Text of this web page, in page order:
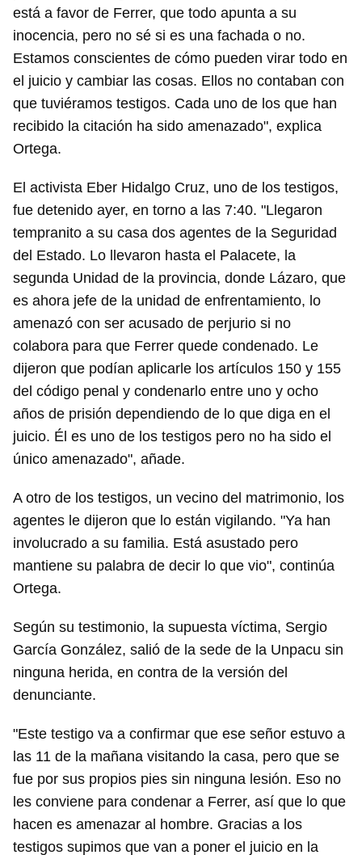
está a favor de Ferrer, que todo apunta a su
inocencia, pero no sé si es una fachada o no.
Estamos conscientes de cómo pueden virar todo en
el juicio y cambiar las cosas. Ellos no contaban con
que tuviéramos testigos. Cada uno de los que han
recibido la citación ha sido amenazado", explica
Ortega.
El activista Eber Hidalgo Cruz, uno de los testigos,
fue detenido ayer, en torno a las 7:40. "Llegaron
tempranito a su casa dos agentes de la Seguridad
del Estado. Lo llevaron hasta el Palacete, la
segunda Unidad de la provincia, donde Lázaro, que
es ahora jefe de la unidad de enfrentamiento, lo
amenazó con ser acusado de perjurio si no
colabora para que Ferrer quede condenado. Le
dijeron que podían aplicarle los artículos 150 y 155
del código penal y condenarlo entre uno y ocho
años de prisión dependiendo de lo que diga en el
juicio. Él es uno de los testigos pero no ha sido el
único amenazado", añade.
A otro de los testigos, un vecino del matrimonio, los
agentes le dijeron que lo están vigilando. "Ya han
involucrado a su familia. Está asustado pero
mantiene su palabra de decir lo que vio", continúa
Ortega.
Según su testimonio, la supuesta víctima, Sergio
García González, salió de la sede de la Unpacu sin
ninguna herida, en contra de la versión del
denunciante.
"Este testigo va a confirmar que ese señor estuvo a
las 11 de la mañana visitando la casa, pero que se
fue por sus propios pies sin ninguna lesión. Eso no
les conviene para condenar a Ferrer, así que lo que
hacen es amenazar al hombre. Gracias a los
testigos supimos que van a poner el juicio en la